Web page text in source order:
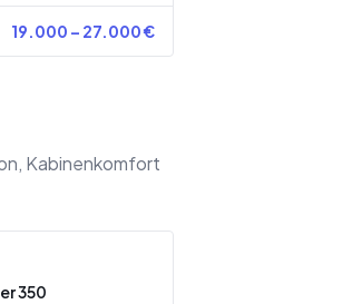
19.000 – 27.000€
Kabinenkomfort
350